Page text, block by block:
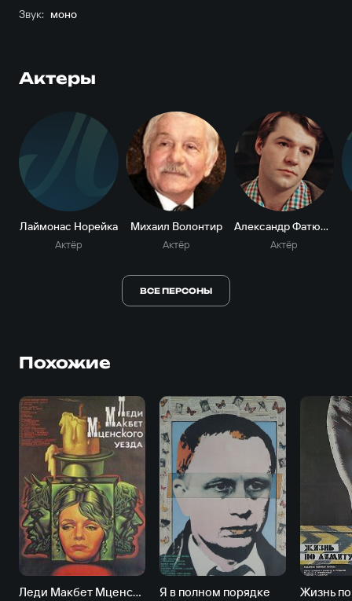
Звук: моно
Актеры
Л
Лаймонас Норейка
Актёр
Михаил Волонтир
Актёр
Александр Фатюшин
Актёр
ВСЕ ПЕРСОНЫ
Похожие
Леди Макбет Мценского уезда Я в полном порядке Жизнь